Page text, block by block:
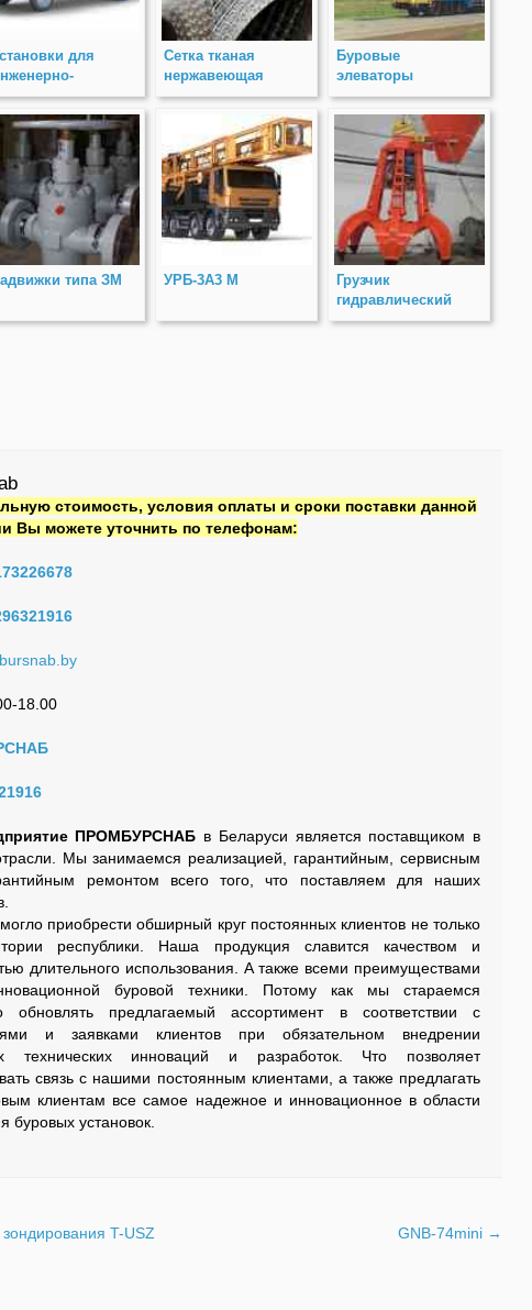
для
Сетка тканая
нержавеющая
Буровые
элеваторы
типа ЗМ УРБ-3А3 М
Грузчик
гидравлический
КС-3М-01
стоимость, условия оплаты и сроки поставки данной
Вы можете уточнить по телефонам:
18.00
ПРОМБУРСНАБ в Беларуси является поставщиком в
Мы занимаемся реализацией, гарантийным, сервисным
ремонтом всего того, что поставляем для наших
приобрести обширный круг постоянных клиентов не только
республики. Наша продукция славится качеством и
длительного использования. А также всеми преимуществами
буровой техники. Потому как мы стараемся
обновлять предлагаемый ассортимент в соответствии с
и заявками клиентов при обязательном внедрении
технических инноваций и разработок. Что позволяет
связь с нашими постоянным клиентами, а также предлагать
клиентам все самое надежное и инновационное в области
буровых установок.
зондирования T-USZ GNB-74mini →